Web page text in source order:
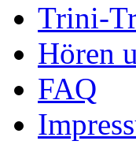
Trini-
Hören
FAQ